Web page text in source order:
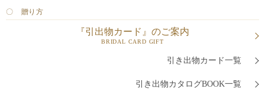
〇 贈り方
『引出物カード』のご案内
BRIDAL CARD GIFT
引き出物カード一覧
引き出物カタログBOOK一覧